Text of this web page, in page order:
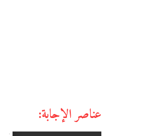
عناصر الإجابة: